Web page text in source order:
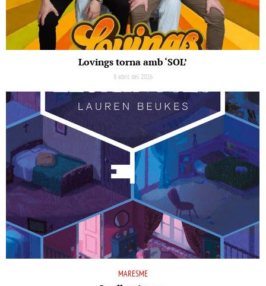
Lovings torna amb ‘SOL’
8 abril del 2026
MARESME